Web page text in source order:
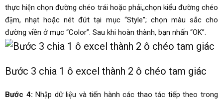
thực hiện chọn đường chéo trái hoặc phải,;chọn kiểu đường chéo
đậm, nhạt hoặc nét đứt tại mục “Style”; chọn màu sắc cho
đường viền ở mục “Color”. Sau khi hoàn thành, bạn nhấn “OK”.
Bước 3 chia 1 ô excel thành 2 ô chéo tam giác
Bước 4:Nhập dữ liệu và tiến hành các thao tác tiếp theo trong